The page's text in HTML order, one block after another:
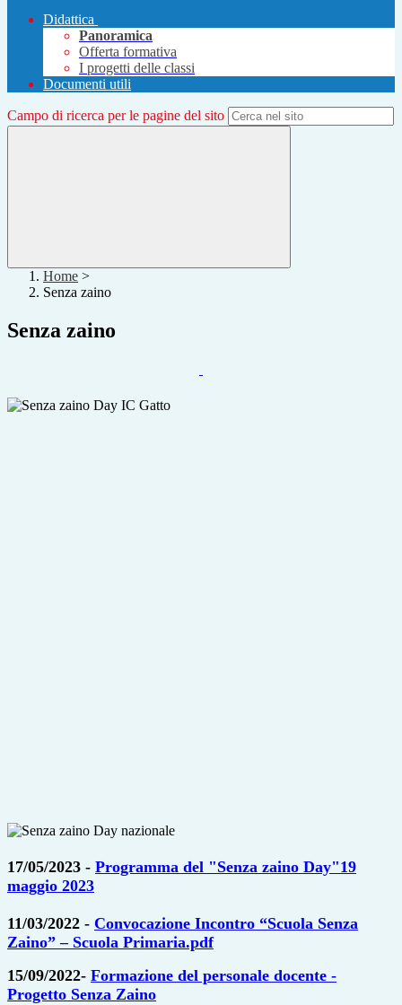
Didattica
Panoramica
Offerta formativa
I progetti delle classi
Documenti utili
Campo di ricerca per le pagine del sito
Home >
Senza zaino
Senza zaino
17/05/2023 - Programma del "Senza zaino Day"19
maggio 2023
11/03/2022 - Convocazione Incontro “Scuola Senza
Zaino” – Scuola Primaria.pdf
15/09/2022- Formazione del personale docente -
Progetto Senza Zaino